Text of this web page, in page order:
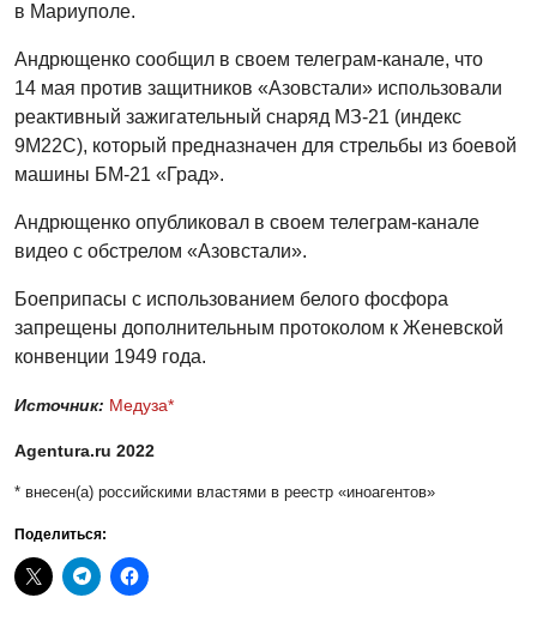
в Мариуполе.
Андрющенко сообщил в своем телеграм-канале, что
14 мая против защитников «Азовстали» использовали
реактивный зажигательный снаряд МЗ-21 (индекс
9М22С), который предназначен для стрельбы из боевой
машины БМ-21 «Град».
Андрющенко опубликовал в своем телеграм-канале
видео с обстрелом «Азовстали».
Боеприпасы с использованием белого фосфора
запрещены дополнительным протоколом к Женевской
конвенции 1949 года.
Источник: Медуза*
Agentura.ru 2022
* внесен(a) российскими властями в реестр «иноагентов»
Поделиться: